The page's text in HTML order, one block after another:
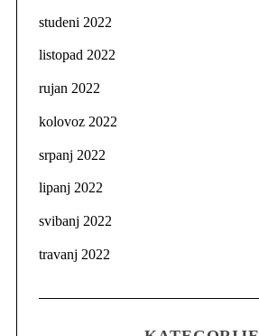
studeni 2022
listopad 2022
rujan 2022
kolovoz 2022
srpanj 2022
lipanj 2022
svibanj 2022
travanj 2022